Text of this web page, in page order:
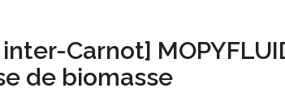
Carnot]
de biomasse